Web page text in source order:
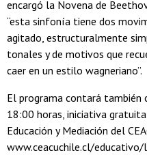
encargó la Novena de
“esta sinfonía tiene dos
agitado, estructuralmente
tonales y de motivos que
caer en un estilo wagneriano”.
El programa contará también
18:00 horas, iniciativa
Educación y Mediación del
www.ceacuchile.cl/